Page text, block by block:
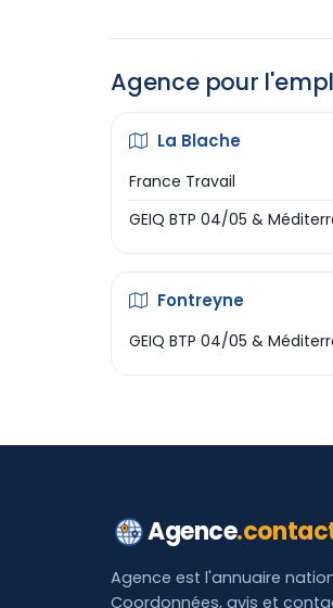
Agence pour
La Blache
France Travail
GEIQ BTP 04/05 &
Fontreyne
GEIQ BTP 04/05 &
Agence
Agence est l'annuaire
Coordonnées, avis et